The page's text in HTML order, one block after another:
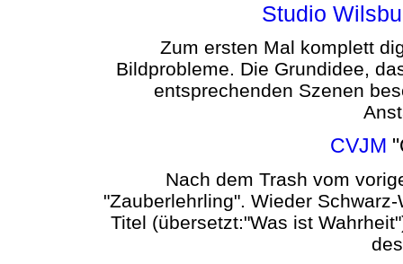
Studio
Zum ersten Mal komplett
Bildprobleme. Die Grundidee,
entsprechenden Szenen
CVJM
Nach dem Trash vom
"Zauberlehrling". Wieder
Titel (übersetzt:"Was ist